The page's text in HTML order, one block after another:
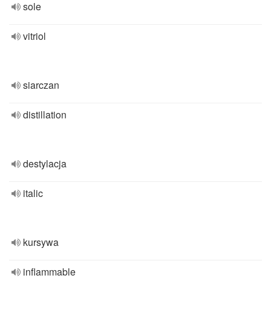
sole
vitriol
siarczan
distillation
destylacja
italic
kursywa
inflammable